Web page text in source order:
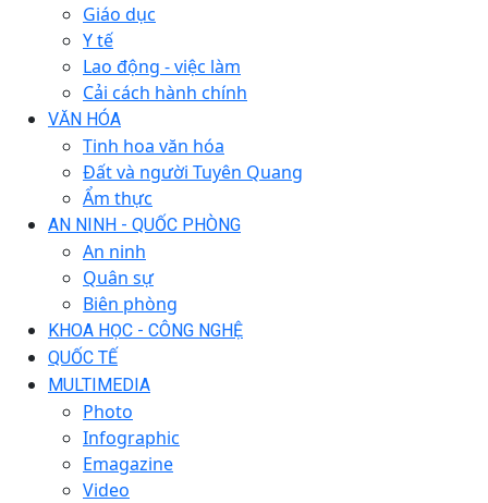
Giáo dục
Y tế
Lao động - việc làm
Cải cách hành chính
VĂN HÓA
Tinh hoa văn hóa
Đất và người Tuyên Quang
Ẩm thực
AN NINH - QUỐC PHÒNG
An ninh
Quân sự
Biên phòng
KHOA HỌC - CÔNG NGHỆ
QUỐC TẾ
MULTIMEDIA
Photo
Infographic
Emagazine
Video